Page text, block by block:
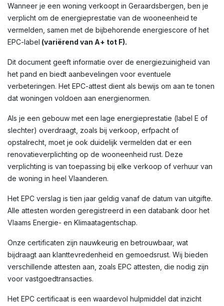
Wanneer je een woning verkoopt in Geraardsbergen , ben je
verplicht om de energieprestatie van de wooneenheid te
vermelden, samen met de bijbehorende energiescore of het
EPC-label (variërend van A+ tot F).
Dit document geeft informatie over de energiezuinigheid van
het pand en biedt aanbevelingen voor eventuele
verbeteringen. Het EPC-attest dient als bewijs om aan te tonen
dat woningen voldoen aan energienormen.
Als je een gebouw met een lage energieprestatie (label E of
slechter) overdraagt, zoals bij verkoop, erfpacht of
opstalrecht, moet je ook duidelijk vermelden dat er een
renovatieverplichting op de wooneenheid rust. Deze
verplichting is van toepassing bij elke verkoop of verhuur van
de woning in heel Vlaanderen.
Het EPC verslag is tien jaar geldig vanaf de datum van uitgifte.
Alle attesten worden geregistreerd in een databank door het
Vlaams Energie- en Klimaatagentschap.
Onze certificaten zijn nauwkeurig en betrouwbaar, wat
bijdraagt aan klanttevredenheid en gemoedsrust. Wij bieden
verschillende attesten aan, zoals EPC attesten, die nodig zijn
voor vastgoedtransacties.
Het EPC certificaat is een waardevol hulpmiddel dat inzicht